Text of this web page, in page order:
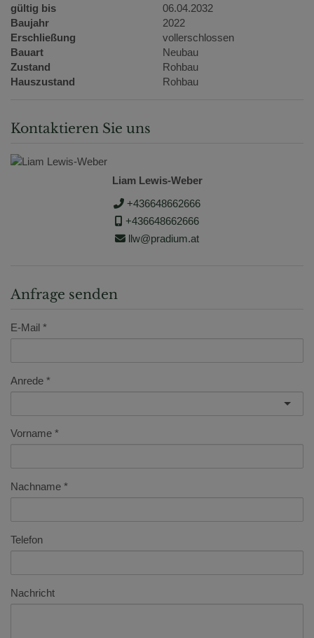
gültig bis
06.04.2032
Baujahr
2022
Erschließung
vollerschlossen
Bauart
Neubau
Zustand
Rohbau
Hauszustand
Rohbau
Kontaktieren Sie uns
Liam Lewis-Weber
+436648662666
+436648662666
llw@pradium.at
Anfrage senden
E-Mail
Anrede
Vorname
Nachname
Telefon
Nachricht